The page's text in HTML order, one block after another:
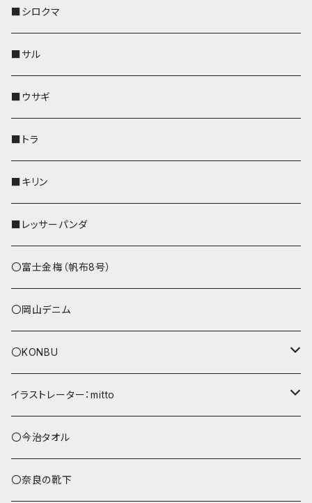
その他
財布
靴下・ミニタオル
その他
財布
その他
財布
靴下・ミニタオル
その他
ペットボトルホルダー
ペンホルダー
靴下・ミニタオル
財布
その他
AppleWatchバンド
財布
その他
名刺入れ・カードケース
AppleWatchバンド
財布
IDカードケース
ペットボトルホルダー
その他
リール付きストラップ
リールのみ
ストラップ付
AppleWatchバンド
メガネケース
財布
リール付きストラップ
リールのみ
ストラップ付
ペットボトルホルダー
キーケース
ペンホルダー
AppleWatchバンド
L字ファスナー財布
その他
名刺入れ
財布
Apple Watchバンド
■シロクマ
■サル
■ウサギ
■トラ
■キリン
■レッサーパンダ
〇富士金梅（帆布8号）
〇岡山デニム
〇KONBU
ショルダーバッグ
あずまバッグ
トートバッグ（L）
イラストレーター：mitto
シマエナガ
ハシビロコウ
〇今治タオル
〇奈良の靴下